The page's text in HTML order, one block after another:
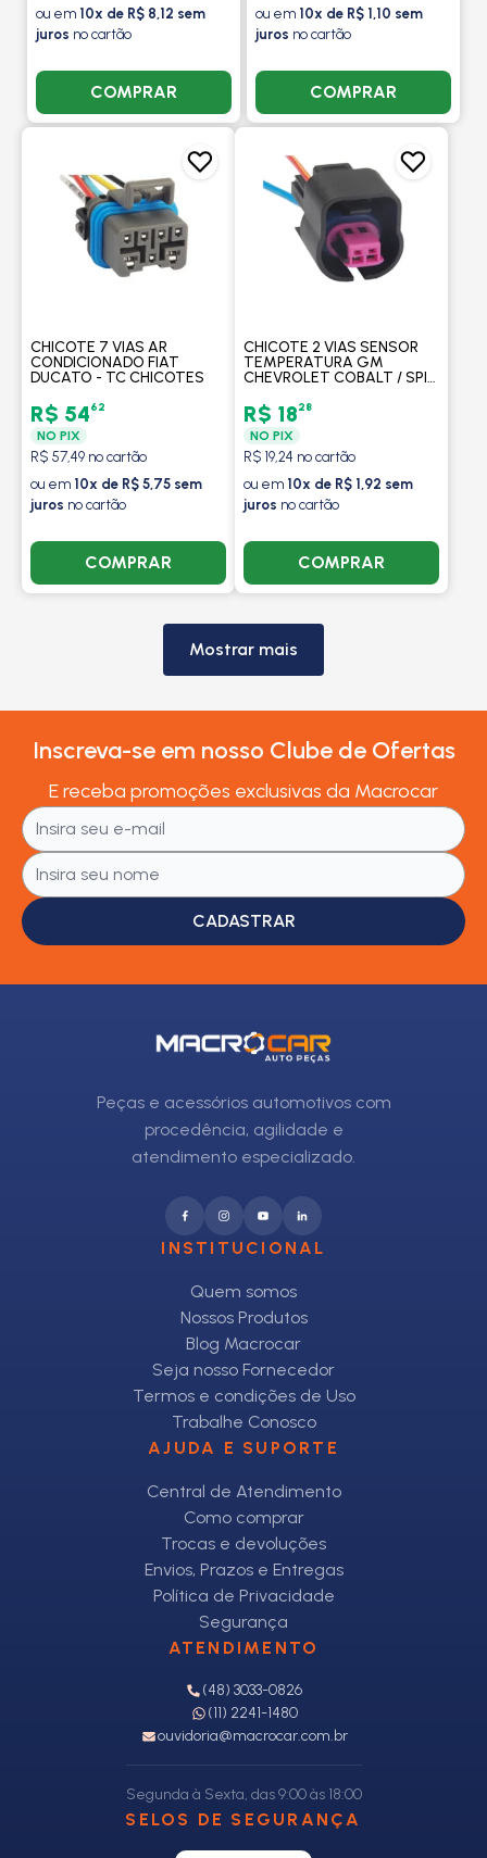
ou em 10x de R$ 8,12 sem
juros no cartão
COMPRAR
ou em 10x de R$ 1,10 sem
juros no cartão
COMPRAR
CHICOTE 7 VIAS AR
CONDICIONADO FIAT
DUCATO - TC CHICOTES
R$ 5462
NO PIX
R$ 57,49 no cartão
ou em 10x de R$ 5,75 sem
juros no cartão
COMPRAR
CHICOTE 2 VIAS SENSOR
TEMPERATURA GM
CHEVROLET COBALT / SPIN
R$ 1828
NO PIX
R$ 19,24 no cartão
ou em 10x de R$ 1,92 sem
juros no cartão
COMPRAR
Mostrar mais
Inscreva-se em nosso Clube de Ofertas
E receba promoções exclusivas da Macrocar
CADASTRAR
Peças e acessórios automotivos com
procedência, agilidade e
atendimento especializado.
INSTITUCIONAL
Quem somos
Nossos Produtos
Blog Macrocar
Seja nosso Fornecedor
Termos e condições de Uso
Trabalhe Conosco
AJUDA E SUPORTE
Central de Atendimento
Como comprar
Trocas e devoluções
Envios, Prazos e Entregas
Política de Privacidade
Segurança
ATENDIMENTO
(48) 3033-0826
(11) 2241-1480
ouvidoria@macrocar.com.br
Segunda à Sexta, das 9:00 às 18:00
SELOS DE SEGURANÇA